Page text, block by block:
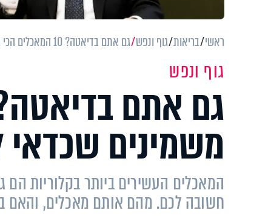
ראשי בריאות גוף ונפש גם אתם בדיאטה? 10 המאכלים הכי משמינים שכדאי להימנע מהם
גוף ונפש
משמינים
המאכלים העשירים ביותר בקלוריות
חשובה לכם. מהם אותם מאכלים, והאם